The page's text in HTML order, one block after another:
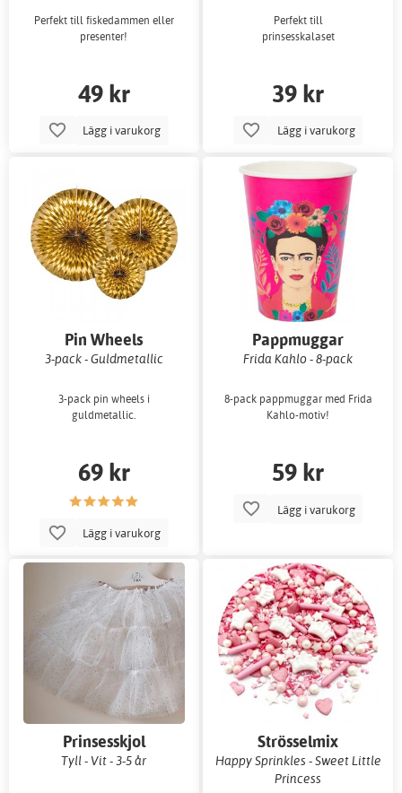
Perfekt till fiskedammen eller
presenter!
49 kr
Lägg i varukorg
Perfekt till
prinsesskalaset
39 kr
Lägg i varukorg
Pin Wheels
3-pack - Guldmetallic
3-pack pin wheels i
guldmetallic.
69 kr
Lägg i varukorg
Pappmuggar
Frida Kahlo - 8-pack
8-pack pappmuggar med Frida
Kahlo-motiv!
59 kr
Lägg i varukorg
Prinsesskjol
Tyll - Vit - 3-5 år
Strösselmix
Happy Sprinkles - Sweet Little
Princess